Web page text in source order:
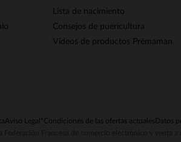
Lista de nacimiento
Consejos de puericultura
Vídeos de productos Prémaman
Aviso Legal *Condiciones de las ofertas actuales Datos